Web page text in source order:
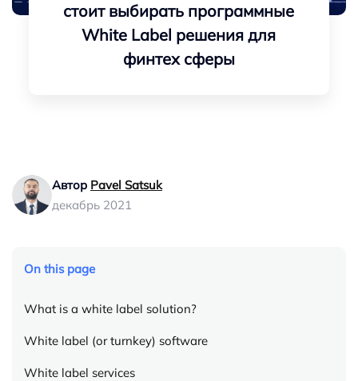
стоит выбирать программные
White Label решения для
финтех сферы
Автор Pavel Satsuk
декабрь 2021
On this page
What is a white label solution?
White label (or turnkey) software
White label services